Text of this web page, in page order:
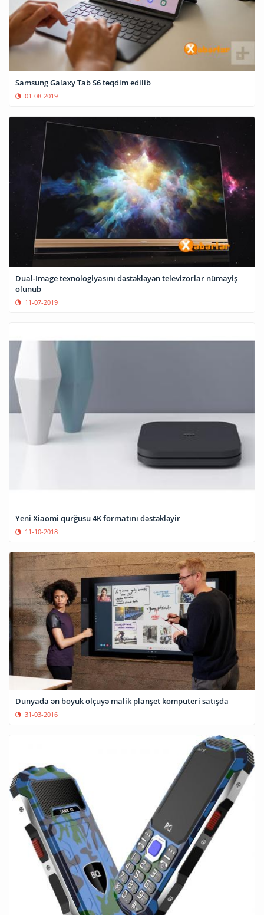
Samsung Galaxy Tab S6 təqdim edilib
01-08-2019
Dual-Image texnologiyasını dəstəkləyən televizorlar nümayiş
olunub
11-07-2019
Yeni Xiaomi qurğusu 4K formatını dəstəkləyir
11-10-2018
Dünyada ən böyük ölçüyə malik planşet kompüteri satışda
31-03-2016